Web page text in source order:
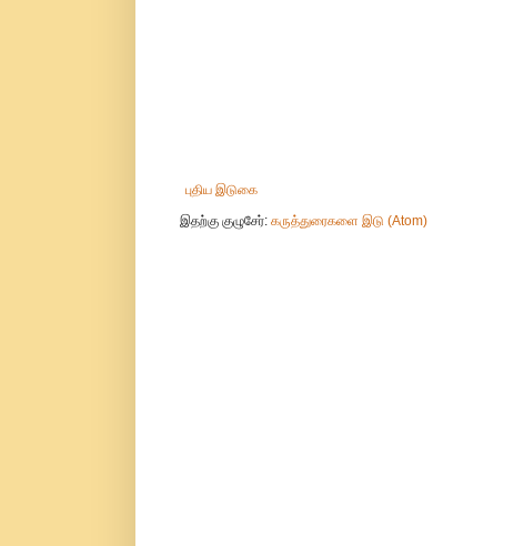
புதிய இடுகை
இதற்கு குழுசேர்: கருத்துரைகளை இடு (Atom)